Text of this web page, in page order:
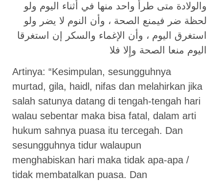
والولادة متى طرأ واحد منها في أثناء اليوم ولو
لحظة ضر فيمنع الصحة ، وأن النوم لا يضر ولو
استغرق اليوم ، وأن الإغماء والسكر إن استغرقا
اليوم منعا الصحة وإِلا فلا
Artinya: “Kesimpulan, sesungguhnya
murtad, gila, haidl, nifas dan melahirkan jika
salah satunya datang di tengah-tengah hari
walau sebentar maka bisa fatal, dalam arti
hukum sahnya puasa itu tercegah. Dan
sesungguhnya tidur walaupun
menghabiskan hari maka tidak apa-apa /
tidak membatalkan puasa. Dan